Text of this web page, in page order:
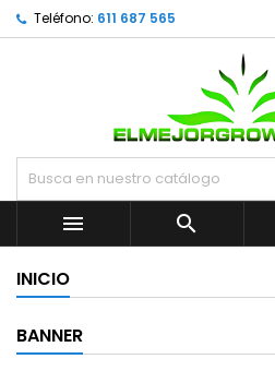
Teléfono: 611 687 565


INICIO
BANNER